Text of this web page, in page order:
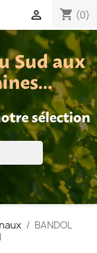
shopping_cart (0)

Sud aux
sélection
BANDOL